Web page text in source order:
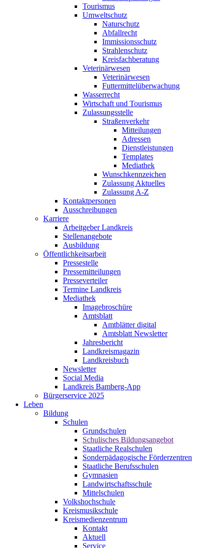
Tourismus
Umweltschutz
Naturschutz
Abfallrecht
Immissionsschutz
Strahlenschutz
Kreisfachberatung
Veterinärwesen
Veterinärwesen
Futtermittelüberwachung
Wasserrecht
Wirtschaft und Tourismus
Zulassungsstelle
Straßenverkehr
Mitteilungen
Adressen
Dienstleistungen
Templates
Mediathek
Wunschkennzeichen
Zulassung Aktuelles
Zulassung A-Z
Kontaktpersonen
Ausschreibungen
Karriere
Arbeitgeber Landkreis
Stellenangebote
Ausbildung
Öffentlichkeitsarbeit
Pressestelle
Pressemitteilungen
Presseverteiler
Termine Landkreis
Mediathek
Imagebroschüre
Amtsblatt
Amtblätter digital
Amtsblatt Newsletter
Jahresbericht
Landkreismagazin
Landkreisbuch
Newsletter
Social Media
Landkreis Bamberg-App
Bürgerservice 2025
Leben
Bildung
Schulen
Grundschulen
Schulisches Bildungsangebot
Staatliche Realschulen
Sonderpädagogische Förderzentren
Staatliche Berufsschulen
Gymnasien
Landwirtschaftsschule
Mittelschulen
Volkshochschule
Kreismusikschule
Kreismedienzentrum
Kontakt
Aktuell
Service